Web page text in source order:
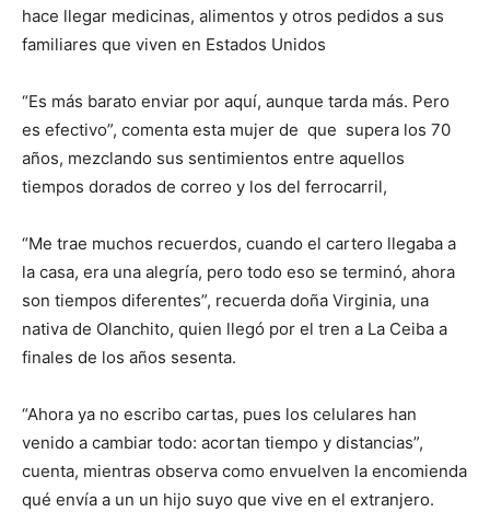
hace llegar medicinas, alimentos y otros pedidos a sus
familiares que viven en Estados Unidos
“Es más barato enviar por aquí, aunque tarda más. Pero
es efectivo”, comenta esta mujer de que supera los 70
años, mezclando sus sentimientos entre aquellos
tiempos dorados de correo y los del ferrocarril,
“Me trae muchos recuerdos, cuando el cartero llegaba a
la casa, era una alegría, pero todo eso se terminó, ahora
son tiempos diferentes”, recuerda doña Virginia, una
nativa de Olanchito, quien llegó por el tren a La Ceiba a
finales de los años sesenta.
“Ahora ya no escribo cartas, pues los celulares han
venido a cambiar todo: acortan tiempo y distancias”,
cuenta, mientras observa como envuelven la encomienda
qué envía a un un hijo suyo que vive en el extranjero.